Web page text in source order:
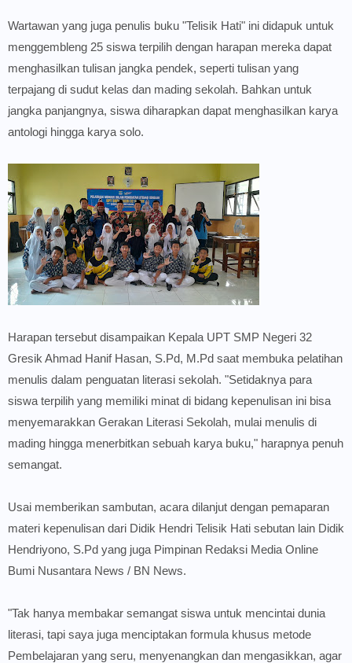
Wartawan yang juga penulis buku "Telisik Hati" ini didapuk untuk
menggembleng 25 siswa terpilih dengan harapan mereka dapat
menghasilkan tulisan jangka pendek, seperti tulisan yang
terpajang di sudut kelas dan mading sekolah. Bahkan untuk
jangka panjangnya, siswa diharapkan dapat menghasilkan karya
antologi hingga karya solo.
Harapan tersebut disampaikan Kepala UPT SMP Negeri 32
Gresik Ahmad Hanif Hasan, S.Pd, M.Pd saat membuka pelatihan
menulis dalam penguatan literasi sekolah. "Setidaknya para
siswa terpilih yang memiliki minat di bidang kepenulisan ini bisa
menyemarakkan Gerakan Literasi Sekolah, mulai menulis di
mading hingga menerbitkan sebuah karya buku," harapnya penuh
semangat.
Usai memberikan sambutan, acara dilanjut dengan pemaparan
materi kepenulisan dari Didik Hendri Telisik Hati sebutan lain Didik
Hendriyono, S.Pd yang juga Pimpinan Redaksi Media Online
Bumi Nusantara News / BN News.
"Tak hanya membakar semangat siswa untuk mencintai dunia
literasi, tapi saya juga menciptakan formula khusus metode
Pembelajaran yang seru, menyenangkan dan mengasikkan, agar